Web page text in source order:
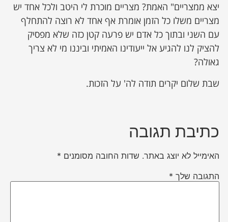
יצא ממצריים" האמת? מצריים מוכרת לי היטב ולכל אחד יש
מצריים משלו כל הזמן אומרת אף אחד לא רוצה להתחלף
עם השני ובתוך כל אדם יש פרעה קטן כזה שלא מפסיק
להציק לנו להגיע אל ייעודינו האמיתי וביננו מי לא צריך
גאולה?
שבת שלום יקרים תודה לה' על הזכות.
כתיבת תגובה
האימייל לא יוצג באתר. שדות החובה מסומנים *
התגובה שלך *